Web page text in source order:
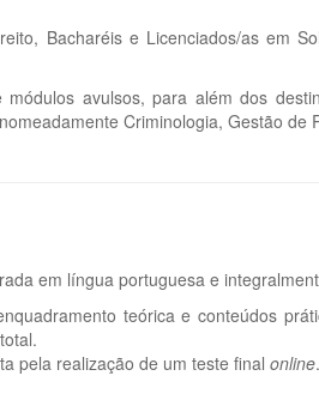
Bacharéis e Licenciados/as em
avulsos, para além dos
Criminologia, Gestão de
em língua portuguesa e
teórica e conteúdos
pela realização de um teste final online.